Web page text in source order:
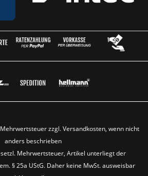
zzgl.Versandkosten, wenn nicht
anders beschrieben
Mehrwertsteuer, Artikel unterliegt der
§ 25a UStG. Daher keine MwSt. ausweisbar